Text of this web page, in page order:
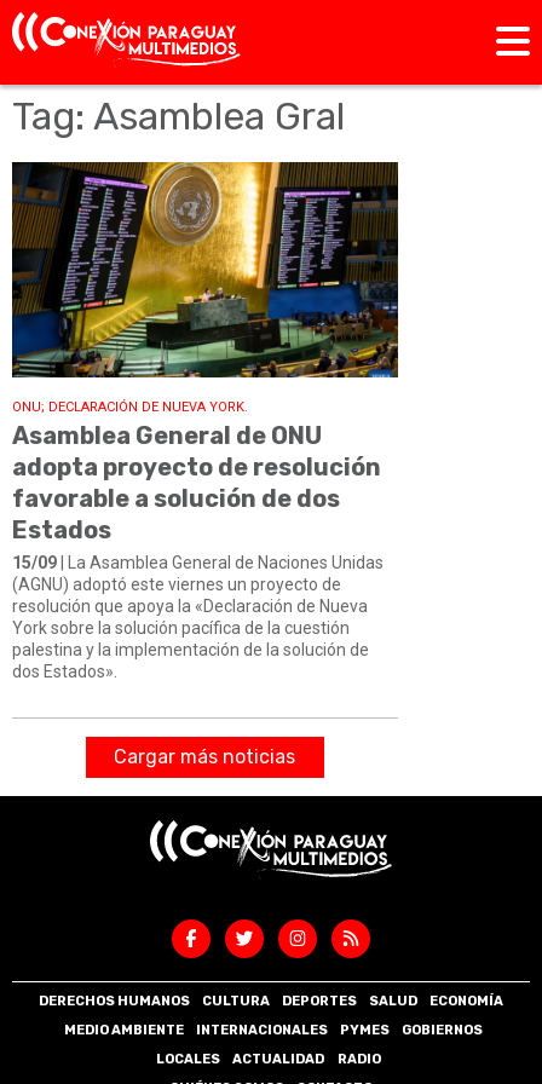
Tag: Asamblea Gral
ONU; DECLARACIÓN DE NUEVA YORK.
Asamblea General de ONU
adopta proyecto de resolución
favorable a solución de dos
Estados
15/09 | La Asamblea General de Naciones Unidas
(AGNU) adoptó este viernes un proyecto de
resolución que apoya la «Declaración de Nueva
York sobre la solución pacífica de la cuestión
palestina y la implementación de la solución de
dos Estados».
Cargar más noticias
DERECHOS HUMANOS CULTURA DEPORTES SALUD
ECONOMÍA
MEDIO AMBIENTE
INTERNACIONALES PYMES
GOBIERNOS
LOCALES
ACTUALIDAD
RADIO